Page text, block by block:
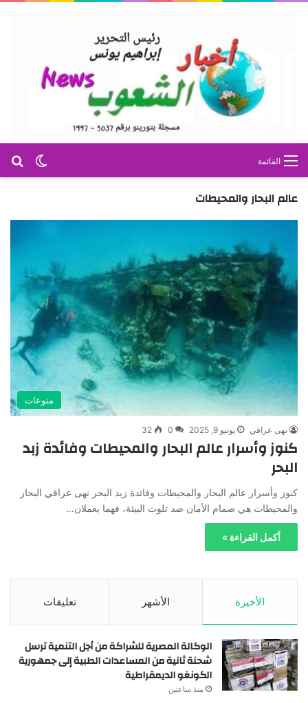
الوضع القائمة
عالم البحار والمحيطات
منوعات
نهى عراقي يونيو 9, 2025 0
32
كنوز وأسرار عالم البحار والمحيطات وفائدة زبد
البحر
كنوز وأسرار عالم البحار والمحيطات وفائدة زبد البحر نهى عراقي البحار
والمحيطات هي صمام الأمان ضد تلوث البيئة، فهما يعملان…
أكمل القراءة »
الأخيرة الأشهر تعليقات
الوكالة المصرية للشراكة من أجل التنمية ترسل
شحنة ثانية من المساعدات الطبية إلى جمهورية
الكونغو الديمقراطية
منذ ساعتين